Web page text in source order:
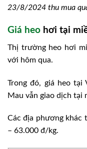
23/8/2024 thu mua
Giá heo hơi tại
Thị trường heo hơi
với hôm qua.
Trong đó, giá heo tại
Mau vẫn giao dịch tại
Các địa phương khác
– 63.000 đ/kg.